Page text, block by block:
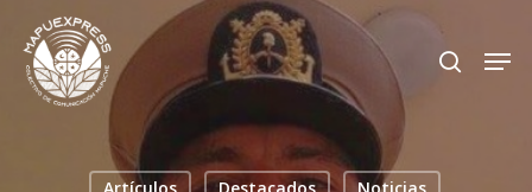
Skip
main
search
Close